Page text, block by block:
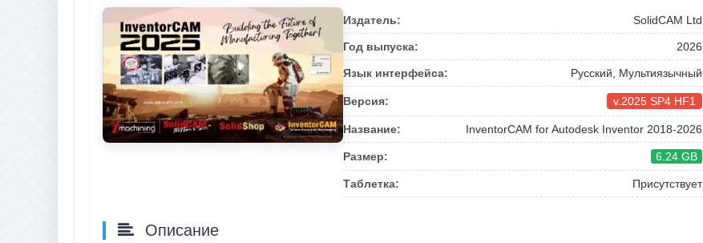
Издатель: SolidCAM Ltd
Год выпуска: 2026
Язык интерфейса: Русский, Мультиязычный
Версия: v.2025 SP4 HF1
Название: InventorCAM for Autodesk Inventor 2018-2026
Размер: 6.24 GB
Таблетка: Присутствует
Описание